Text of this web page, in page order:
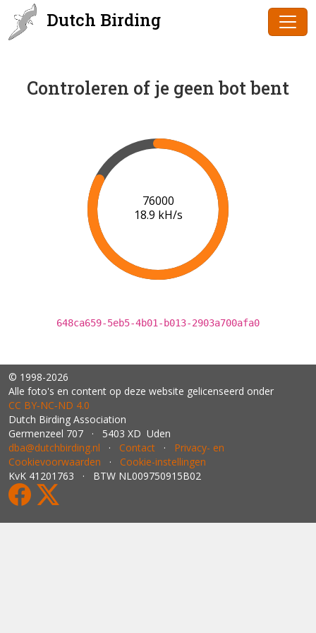
Dutch Birding
Controleren of je geen bot bent
78000
19.0 kH/s
648ca659-5eb5-4b01-b013-2903a700afa0
© 1998-2026
Alle foto's en content op deze website gelicenseerd onder
CC BY‑NC‑ND 4.0
Dutch Birding Association
Germenzeel 707 · 5403 XD Uden
dba@dutchbirding.nl · Contact · Privacy- en
Cookievoorwaarden · Cookie-instellingen
KvK 41201763 · BTW NL009750915B02